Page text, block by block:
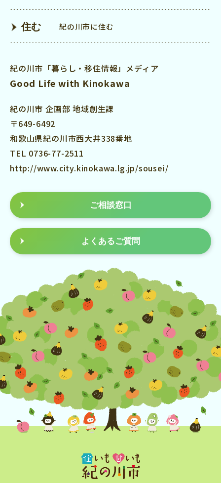
紀の川市「暮らし・移住情報」メディア
Good Life with Kinokawa
紀の川市 企画部 地域創生課
〒649-6492
和歌山県紀の川市西大井338番地
TEL 0736-77-2511
http://www.city.kinokawa.lg.jp/sousei/
ご相談窓口
よくあるご質問
住む 紀の川市に住む